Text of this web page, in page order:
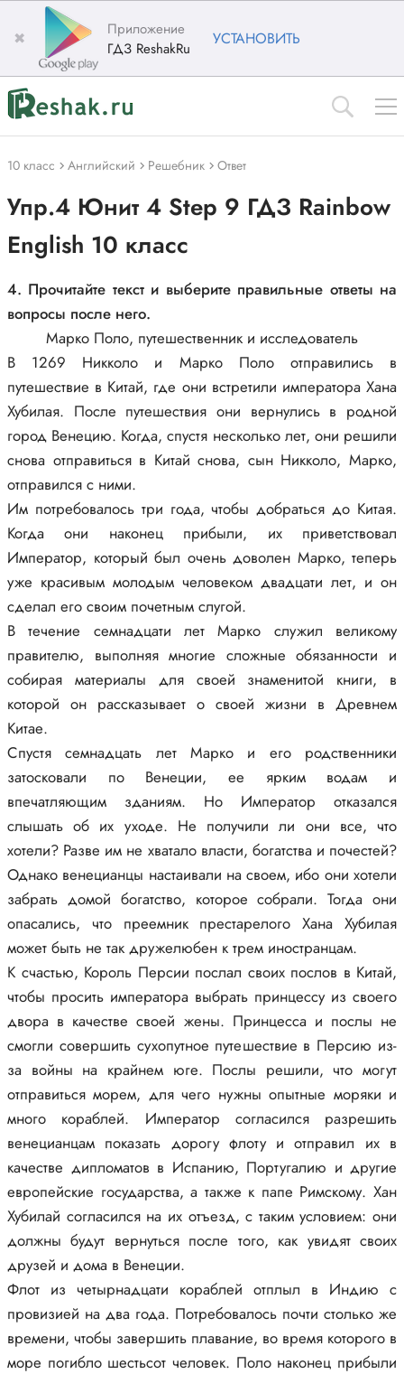
✖
Приложение
ГДЗ ReshakRu
УСТАНОВИТЬ
10 класс Английский Решебник Ответ
Упр.4 Юнит 4 Step 9 ГДЗ Rainbow
English 10 класс
4. Прочитайте текст и выберите правильные ответы на
вопросы после него.
Марко Поло, путешественник и исследователь
В 1269 Никколо и Марко Поло отправились в
путешествие в Китай, где они встретили императора Хана
Хубилая. После путешествия они вернулись в родной
город Венецию. Когда, спустя несколько лет, они решили
снова отправиться в Китай снова, сын Никколо, Марко,
отправился с ними.
Им потребовалось три года, чтобы добраться до Китая.
Когда они наконец прибыли, их приветствовал
Император, который был очень доволен Марко, теперь
уже красивым молодым человеком двадцати лет, и он
сделал его своим почетным слугой.
В течение семнадцати лет Марко служил великому
правителю, выполняя многие сложные обязанности и
собирая материалы для своей знаменитой книги, в
которой он рассказывает о своей жизни в Древнем
Китае.
Спустя семнадцать лет Марко и его родственники
затосковали по Венеции, ее ярким водам и
впечатляющим зданиям. Но Император отказался
слышать об их уходе. Не получили ли они все, что
хотели? Разве им не хватало власти, богатства и почестей?
Однако венецианцы настаивали на своем, ибо они хотели
забрать домой богатство, которое собрали. Тогда они
опасались, что преемник престарелого Хана Хубилая
может быть не так дружелюбен к трем иностранцам.
К счастью, Король Персии послал своих послов в Китай,
чтобы просить императора выбрать принцессу из своего
двора в качестве своей жены. Принцесса и послы не
смогли совершить сухопутное путешествие в Персию из-
за войны на крайнем юге. Послы решили, что могут
отправиться морем, для чего нужны опытные моряки и
много кораблей. Император согласился разрешить
венецианцам показать дорогу флоту и отправил их в
качестве дипломатов в Испанию, Португалию и другие
европейские государства, а также к папе Римскому. Хан
Хубилай согласился на их отъезд, с таким условием: они
должны будут вернуться после того, как увидят своих
друзей и дома в Венеции.
Флот из четырнадцати кораблей отплыл в Индию с
провизией на два года. Потребовалось почти столько же
времени, чтобы завершить плавание, во время которого в
море погибло шестьсот человек. Поло наконец прибыли